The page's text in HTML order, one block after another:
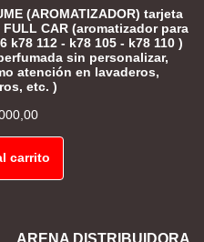
(AROMATIZADOR) tarjeta
CAR (aromatizador para
k78 112 - k78 105 - k78 110 )
sin personalizar,
atención en lavaderos,
etc. )
carrito